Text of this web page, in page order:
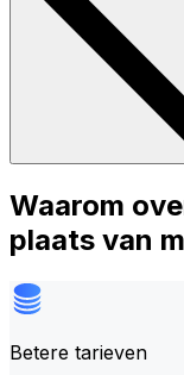
Waarom
plaats van
Betere tarieven